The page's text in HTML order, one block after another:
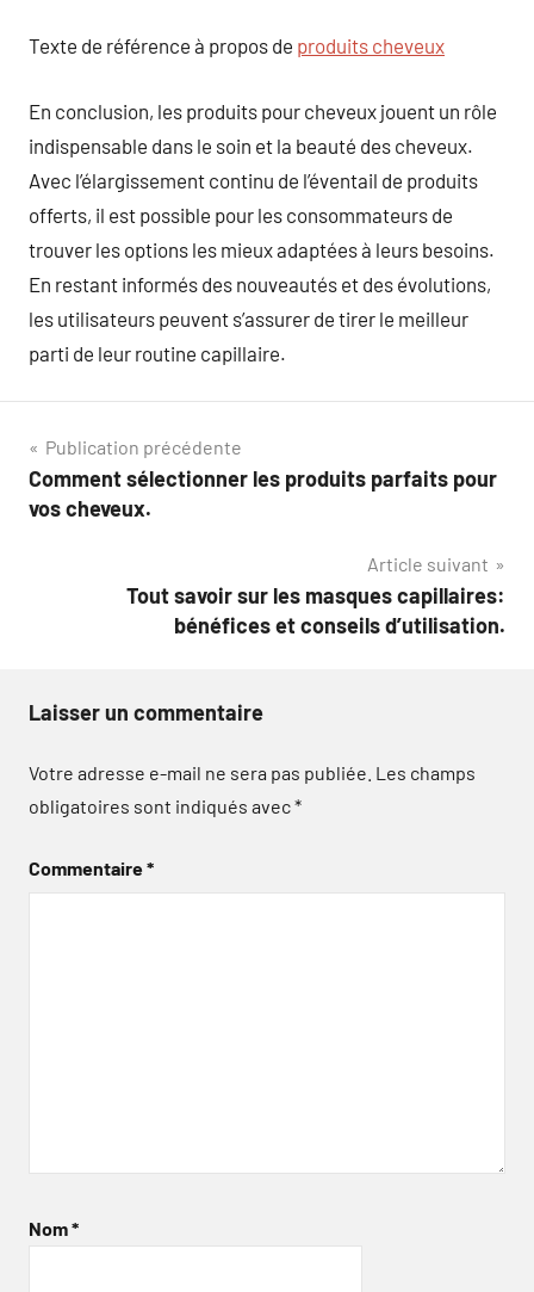
Texte de référence à propos de produits cheveux
En conclusion, les produits pour cheveux jouent un rôle
indispensable dans le soin et la beauté des cheveux.
Avec l’élargissement continu de l’éventail de produits
offerts, il est possible pour les consommateurs de
trouver les options les mieux adaptées à leurs besoins.
En restant informés des nouveautés et des évolutions,
les utilisateurs peuvent s’assurer de tirer le meilleur
parti de leur routine capillaire.
Navigation
de
Publication précédente
Comment sélectionner les produits parfaits pour
vos cheveux.
Article suivant
Tout savoir sur les masques capillaires:
bénéfices et conseils d’utilisation.
Laisser un commentaire
Votre adresse e-mail ne sera pas publiée. Les champs
obligatoires sont indiqués avec*
Commentaire*
Nom*